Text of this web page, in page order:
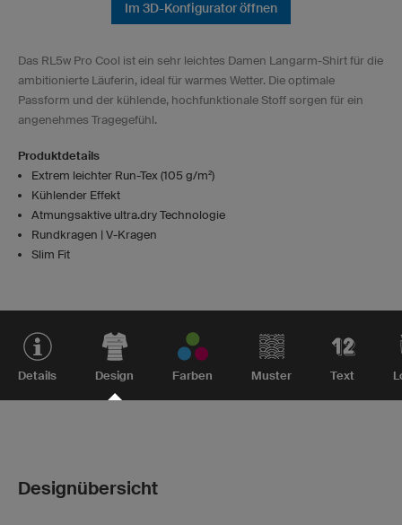
Im 3D-Konfigurator öffnen
Das RL5w Pro Cool ist ein sehr leichtes Damen Langarm-Shirt für die
ambitionierte Läuferin, ideal für warmes Wetter. Die optimale
Passform und der kühlende, hochfunktionale Stoff sorgen für ein
angenehmes Tragegefühl.
Produktdetails
Extrem leichter Run-Tex (105 g/m²)
Kühlender Effekt
Atmungsaktive ultra.dry Technologie
Rundkragen | V-Kragen
Slim Fit
Details Design Farben Muster Text
Designübersicht